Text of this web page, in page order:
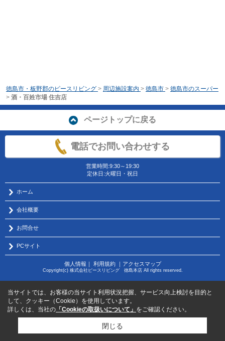
徳島市・板野郡のピースリビング > 周辺施設案内 > 徳島市 > 徳島市のスーパー
> 酒・百姓市場 住吉店
ページトップに戻る
電話でお問い合わせする
営業時間:9:30～19:30
定休日:火曜日・祝日
ホーム
会社概要
お問合せ
PCサイト
個人情報 ｜ 利用規約｜ アクセスマップ
Copyright(c) 株式会社ピースリビング 徳島本店 All rights reserved.
当サイトでは、お客様の当サイト利用状況把握、サービス向上検討を目的と
して、クッキー（Cookie）を使用しています。
詳しくは、当社の 「Cookieの取扱いについて」 をご確認ください。
閉じる